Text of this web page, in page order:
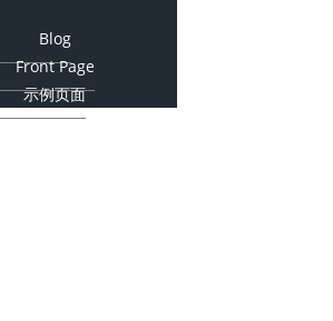
Blog
Front Page
示例页面